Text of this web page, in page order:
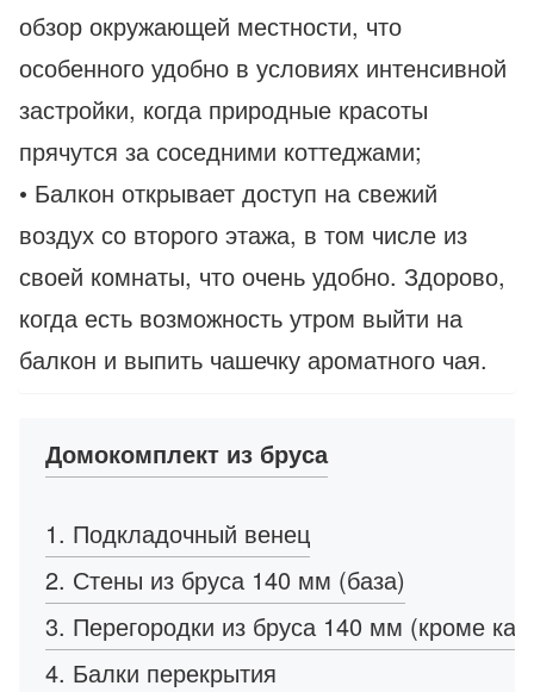
обзор окружающей местности, что
особенного удобно в условиях интенсивной
застройки, когда природные красоты
прячутся за соседними коттеджами;
• Балкон открывает доступ на свежий
воздух со второго этажа, в том числе из
своей комнаты, что очень удобно. Здорово,
когда есть возможность утром выйти на
балкон и выпить чашечку ароматного чая.
Домокомплект из бруса
1. Подкладочный венец
2. Стены из бруса 140 мм (база)
3. Перегородки из бруса 140 мм (кроме
4. Балки перекрытия